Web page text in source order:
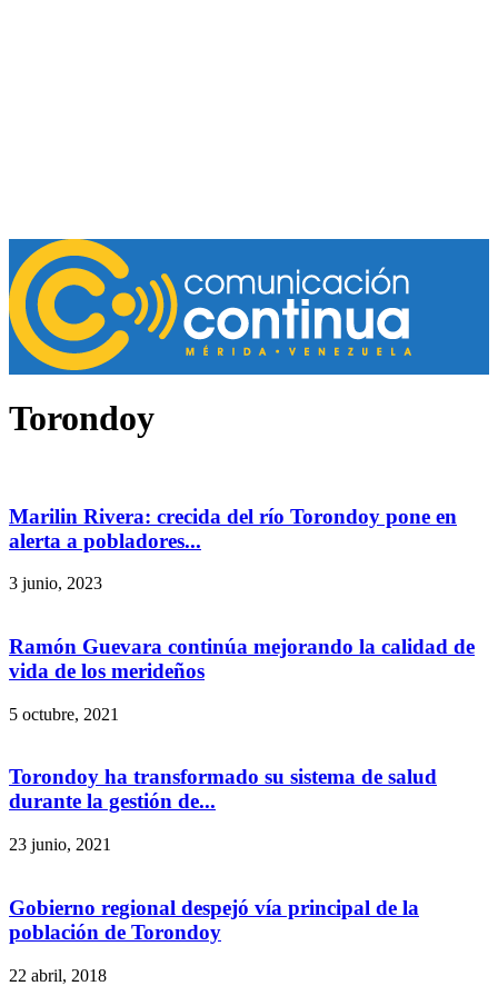
Torondoy
Marilin Rivera: crecida del río Torondoy pone en
alerta a pobladores...
3 junio, 2023
Ramón Guevara continúa mejorando la calidad de
vida de los merideños
5 octubre, 2021
Torondoy ha transformado su sistema de salud
durante la gestión de...
23 junio, 2021
Gobierno regional despejó vía principal de la
población de Torondoy
22 abril, 2018